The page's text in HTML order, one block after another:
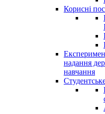
Корисні
надання
навчання